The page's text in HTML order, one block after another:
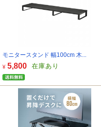
モニタースタンド 幅100cm 木...
¥ 5,800 在庫あり